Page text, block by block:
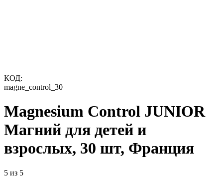
КОД:
magne_control_30
Magnesium Control JUNIOR
Магний для детей и
взрослых, 30 шт, Франция
5 из 5